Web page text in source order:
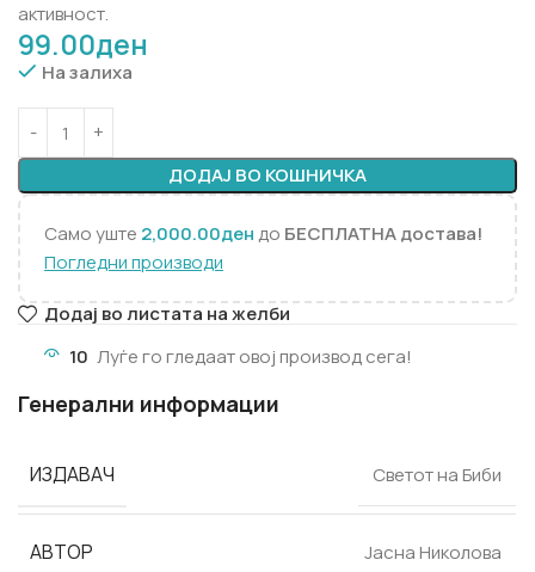
активност.
99.00ден
На залиха
ДОДАЈ ВО КОШНИЧКА
Само уште 2,000.00дендо БЕСПЛАТНА достава!
Погледни производи
Додај во листата на желби
10 Луѓе го гледаат овој производ сега!
Генерални информации
ИЗДАВАЧ Светот на Биби
АВТОР Јасна Николова